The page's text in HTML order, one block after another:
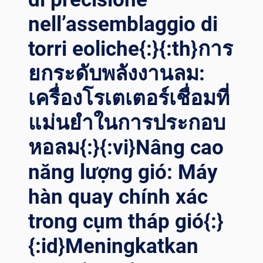
АРКЕ: ПЕ
РЕДОВЫЕ СВ
АРОЧНЫЕ ВР
АЩАТЕЛИ –
ЗА
ЛОГ СО
ВЕРШЕНСТВА ПР
ОИЗВОДИТЕЛЬНОСТИ{:}{:
AR}إح
داث ث
ورة ف
ي ا
لدقة ف
ي ل
حام ا
لبناء: د
وارات ا
للحام ا
لمتقدمة ع
nell’assemblaggio di
torri eoliche{:}{:th}การ
ยกระดับพลังงานลม:
เครื่องโรเตเตอร์เชื่อมที่
แม่นยำในการประกอบ
หอลม{:}{:vi}Nâng cao
năng lượng gió: Máy
hàn quay chính xác
trong cụm tháp gió{:}
{:id}Meningkatkan